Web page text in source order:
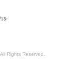
を
Rights Reserved.